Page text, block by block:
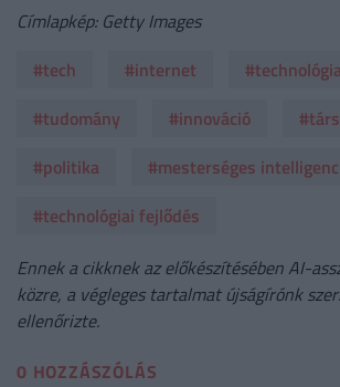
Címlapkép: Getty Images
#tech
#internet
#tudomány
#innováció
#politika
#mesterséges
#technológiai fejlődés
Ennek a cikknek az előkészítésében AI-
közre, a végleges tartalmat újságírónk
ellenőrizte.
0 HOZZÁSZÓLÁS